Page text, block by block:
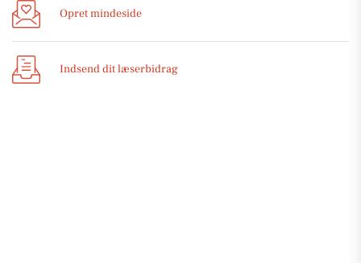
Opret mindeside
Indsend dit læserbidrag